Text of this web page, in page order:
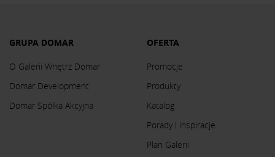
GRUPA DOMAR
O Galerii Wnętrz Domar
Domar Development
Domar Spółka Akcyjna
OFERTA
Promocje
Produkty
Katalog
Porady i inspiracje
Plan Galerii